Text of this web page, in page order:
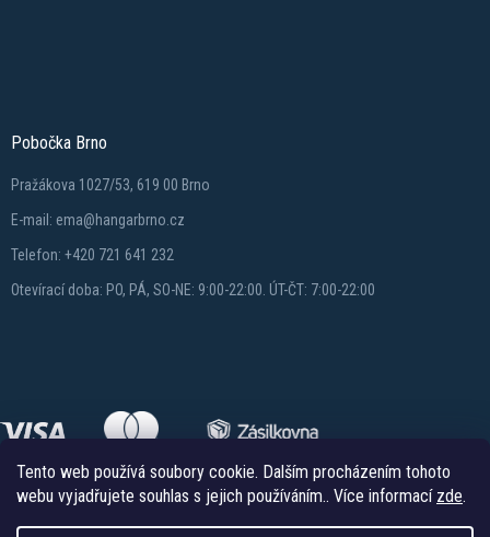
Tento web používá soubory cookie. Dalším procházením tohoto
webu vyjadřujete souhlas s jejich používáním.. Více informací zde.
Pobočka Brno
Pražákova 1027/53, 619 00 Brno
E-mail: ema@hangarbrno.cz
Telefon: +420 721 641 232
Otevírací doba: PO, PÁ, SO-NE: 9:00-22:00. ÚT-ČT: 7:00-22:00